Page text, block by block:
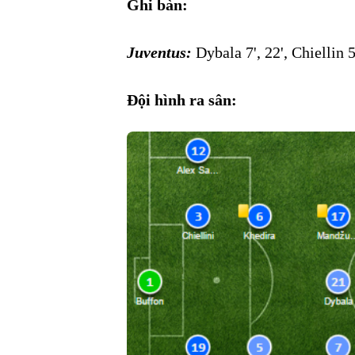
Ghi bàn:
Juventus: Dybala 7', 22', Chiellin
Đội hình ra sân: